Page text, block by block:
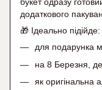
букет одразу
додаткового
🎁 Ідеально підійде:
для подарунка
на 8 Березня,
як оригінальна